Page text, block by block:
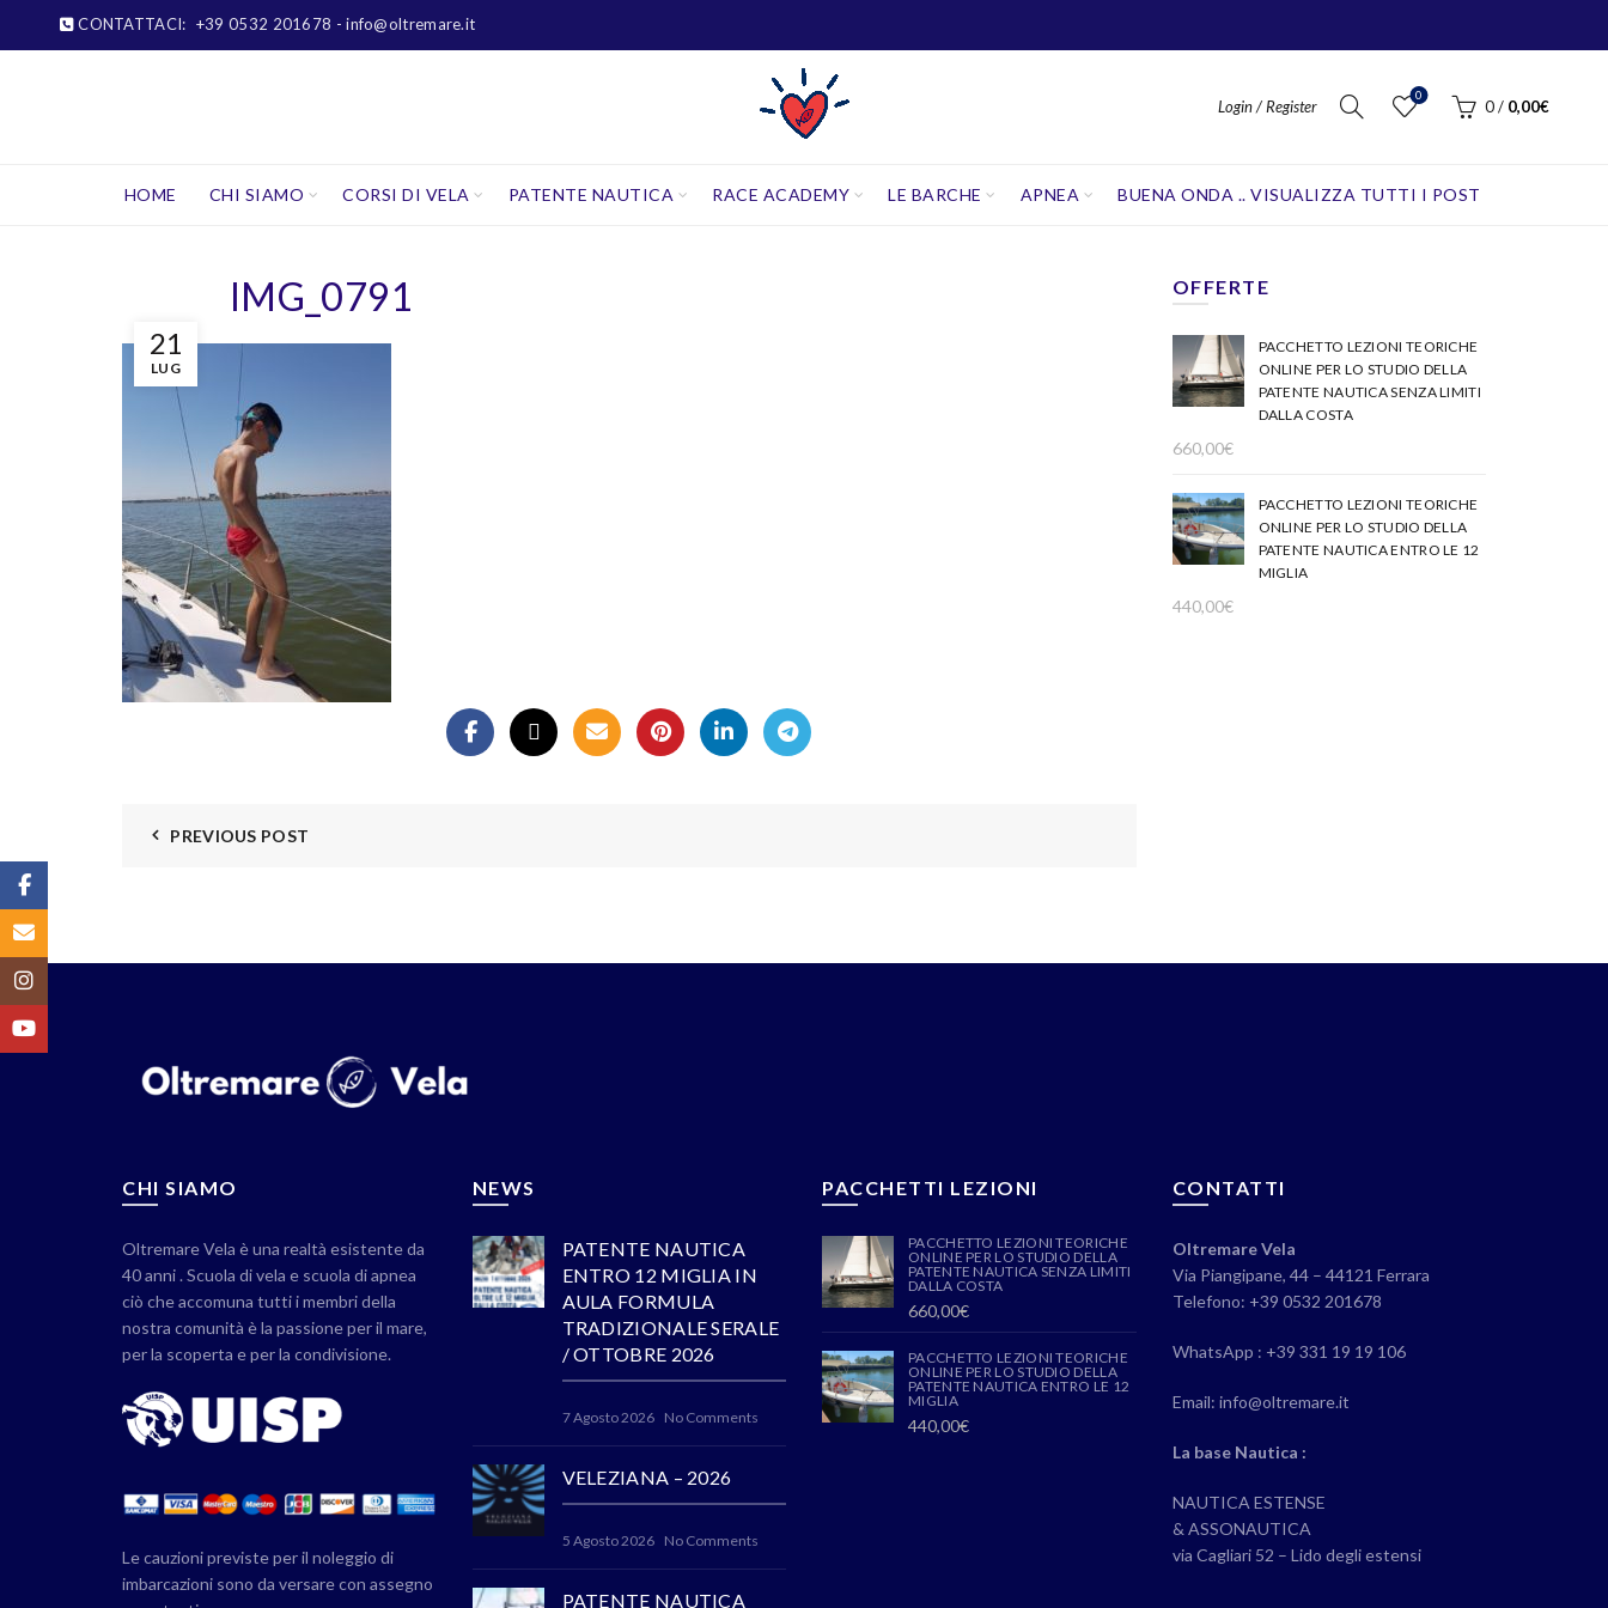
CONTATTACI: +39 0532 201678 - info@oltremare.it
Login / Register
0
0 / 0,00€
HOME CHI SIAMO CORSI DI VELA PATENTE NAUTICA RACE ACADEMY LE BARCHE APNEA BUENA ONDA .. VISUALIZZA TUTTI I POST
21
LUG
IMG_0791
PREVIOUS POST
OFFERTE
PACCHETTO LEZIONI TEORICHE
ONLINE PER LO STUDIO DELLA
PATENTE NAUTICA SENZA LIMITI
DALLA COSTA
660,00€
PACCHETTO LEZIONI TEORICHE
ONLINE PER LO STUDIO DELLA
PATENTE NAUTICA ENTRO LE 12
MIGLIA
440,00€
CHI SIAMO
Oltremare Vela è una realtà esistente da
40 anni . Scuola di vela e scuola di apnea
ciò che accomuna tutti i membri della
nostra comunità è la passione per il mare,
per la scoperta e per la condivisione.
Le cauzioni previste per il noleggio di
imbarcazioni sono da versare con assegno
NEWS
PATENTE NAUTICA
ENTRO 12 MIGLIA IN
AULA FORMULA
TRADIZIONALE SERALE
/ OTTOBRE 2026
7 Agosto 2026 No Comments
VELEZIANA – 2026
5 Agosto 2026 No Comments
PATENTE NAUTICA
PACCHETTI LEZIONI
PACCHETTO LEZIONI TEORICHE
ONLINE PER LO STUDIO DELLA
PATENTE NAUTICA SENZA LIMITI
DALLA COSTA
660,00€
PACCHETTO LEZIONI TEORICHE
ONLINE PER LO STUDIO DELLA
PATENTE NAUTICA ENTRO LE 12
MIGLIA
440,00€
CONTATTI
Oltremare Vela
Via Piangipane, 44 – 44121 Ferrara
Telefono: +39 0532 201678
WhatsApp : +39 331 19 19 106
Email: info@oltremare.it
La base Nautica :
NAUTICA ESTENSE
& ASSONAUTICA
via Cagliari 52 – Lido degli estensi